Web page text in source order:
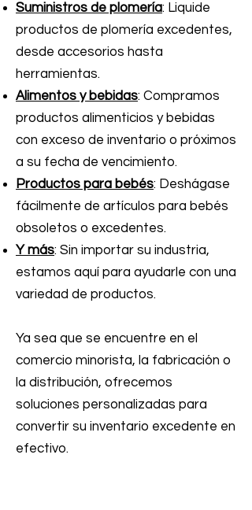
Suministros de plomería: Liquide
productos de plomería excedentes,
desde accesorios hasta
herramientas.
Alimentos y bebidas: Compramos
productos alimenticios y bebidas
con exceso de inventario o próximos
a su fecha de vencimiento.
Productos para bebés: Deshágase
fácilmente de artículos para bebés
obsoletos o excedentes.
Y más: Sin importar su industria,
estamos aquí para ayudarle con una
variedad de productos.
Ya sea que se encuentre en el
comercio minorista, la fabricación o
la distribución, ofrecemos
soluciones personalizadas para
convertir su inventario excedente en
efectivo.